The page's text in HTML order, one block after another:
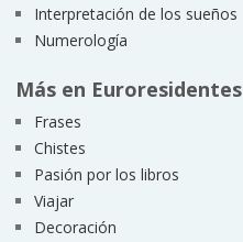
Interpretación de los sueños
Numerología
Más en Euroresidentes
Frases
Chistes
Pasión por los libros
Viajar
Decoración